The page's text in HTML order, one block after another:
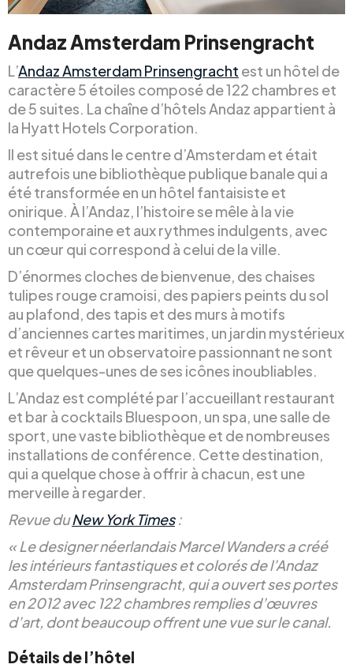
Andaz Amsterdam Prinsengracht
L’Andaz Amsterdam Prinsengracht est un hôtel de
caractère 5 étoiles composé de 122 chambres et
de 5 suites. La chaîne d’hôtels Andaz appartient à
la Hyatt Hotels Corporation.
Il est situé dans le centre d’Amsterdam et était
autrefois une bibliothèque publique banale qui a
été transformée en un hôtel fantaisiste et
onirique. À l’Andaz, l’histoire se mêle à la vie
contemporaine et aux rythmes indulgents, avec
un cœur qui correspond à celui de la ville.
D’énormes cloches de bienvenue, des chaises
tulipes rouge cramoisi, des papiers peints du sol
au plafond, des tapis et des murs à motifs
d’anciennes cartes maritimes, un jardin mystérieux
et rêveur et un observatoire passionnant ne sont
que quelques-unes de ses icônes inoubliables.
L’Andaz est complété par l’accueillant restaurant
et bar à cocktails Bluespoon, un spa, une salle de
sport, une vaste bibliothèque et de nombreuses
installations de conférence. Cette destination,
qui a quelque chose à offrir à chacun, est une
merveille à regarder.
Revue duNew York Times:
« Le designer néerlandais Marcel Wanders a créé
les intérieurs fantastiques et colorés de l’Andaz
Amsterdam Prinsengracht, qui a ouvert ses portes
en 2012 avec 122 chambres remplies d’œuvres
d’art, dont beaucoup offrent une vue sur le canal.
Détails de l’hôtel